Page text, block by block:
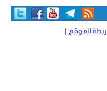
الموقع |